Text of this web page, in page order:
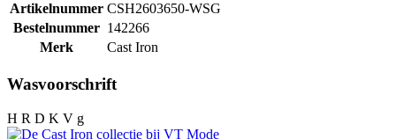
Artikelnummer CSH2603650-WSG
Bestelnummer 142266
Merk
Cast Iron
Wasvoorschrift
H R D K V g